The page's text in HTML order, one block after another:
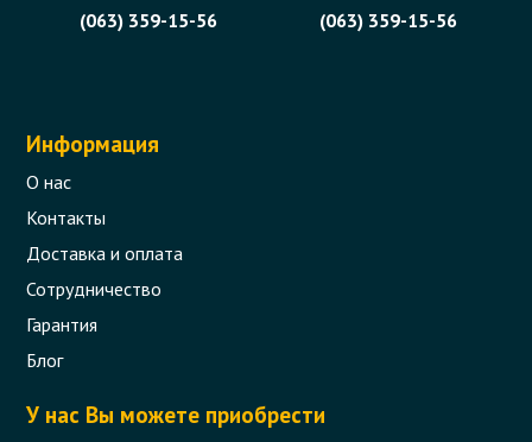
(063) 359-15-56
(063) 359-15-56
Информация
О нас
Контакты
Доставка и оплата
Сотрудничество
Гарантия
Блог
У нас Вы можете приобрести